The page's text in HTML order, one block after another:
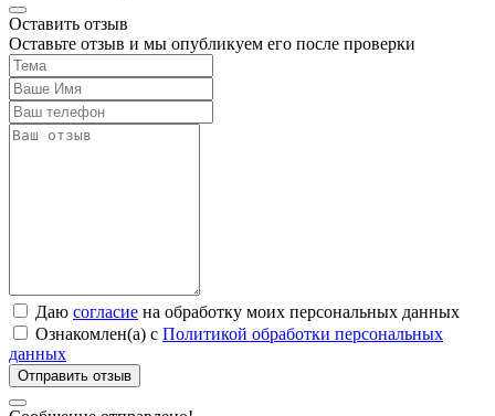
Оставить отзыв
Оставьте отзыв и мы опубликуем его после проверки
Даю согласие на обработку моих персональных данных
Ознакомлен(а) с Политикой обработки персональных
данных